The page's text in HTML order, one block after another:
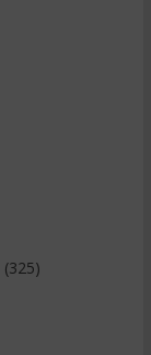
(325)